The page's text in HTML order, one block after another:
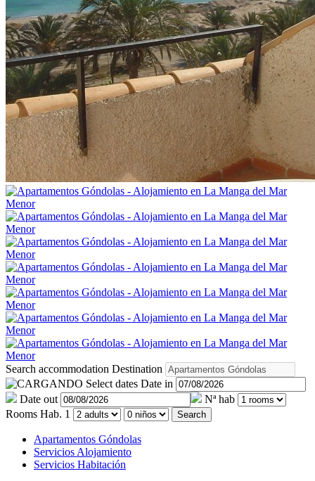
Search accommodation Destination
Select dates Date in
Date out
Nª hab
Rooms Hab. 1 Search
Apartamentos Góndolas
Servicios Alojamiento
Servicios Habitación